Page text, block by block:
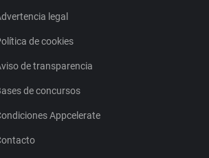
legal
de cookies
de transparencia
de concursos
Appcelerate